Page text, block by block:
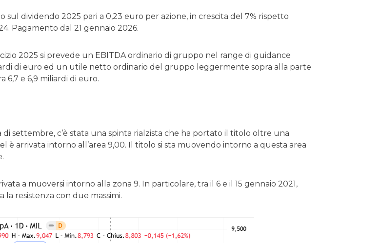
sul dividendo 2025 pari a 0,23 euro per azione, in crescita del 7% rispetto
Pagamento dal 21 gennaio 2026.
2025 si prevede un EBITDA ordinario di gruppo nel range di guidance
di euro ed un utile netto ordinario del gruppo leggermente sopra alla parte
6,7 e 6,9 miliardi di euro.
settembre, c’è stata una spinta rialzista che ha portato il titolo oltre una
è arrivata intorno all’area 9,00. Il titolo si sta muovendo intorno a questa area
a muoversi intorno alla zona 9. In particolare, tra il 6 e il 15 gennaio 2021,
resistenza con due massimi.